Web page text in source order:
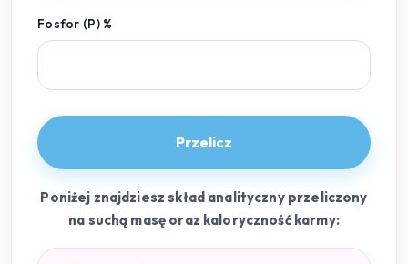
Fosfor (P) %
Przelicz
Poniżej znajdziesz skład analityczny przeliczony
na suchą masę oraz kaloryczność karmy: